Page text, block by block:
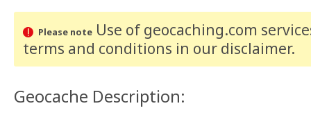
Please noteUse of geocaching.com
terms and conditions in our disclaimer.
Geocache Description: